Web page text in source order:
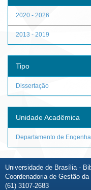
2020 - 2026
2013 - 2019
Tipo
Dissertação
Unidade Acadêmica
Departamento de
Universidade de Brasília -
Coordenadoria de Gestão
(61) 3107-2683